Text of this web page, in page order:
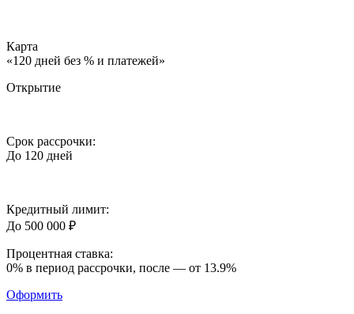
Карта
«120 дней без % и платежей»
Открытие
Срок рассрочки:
До 120 дней
Кредитный лимит:
До 500 000 ₽
Процентная ставка:
0% в период рассрочки, после — от 13.9%
Оформить